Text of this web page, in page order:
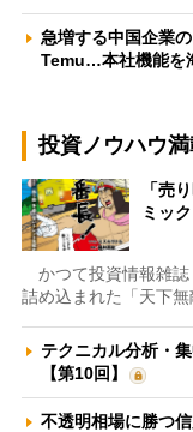
急増する中国企業
Temu…本社機能を
投資ノウハウ満
「売
ミッ
かつて投資情報雑誌
詰め込まれた「天下
テクニカル分析・
【第10回】
不透明相場に勝つ